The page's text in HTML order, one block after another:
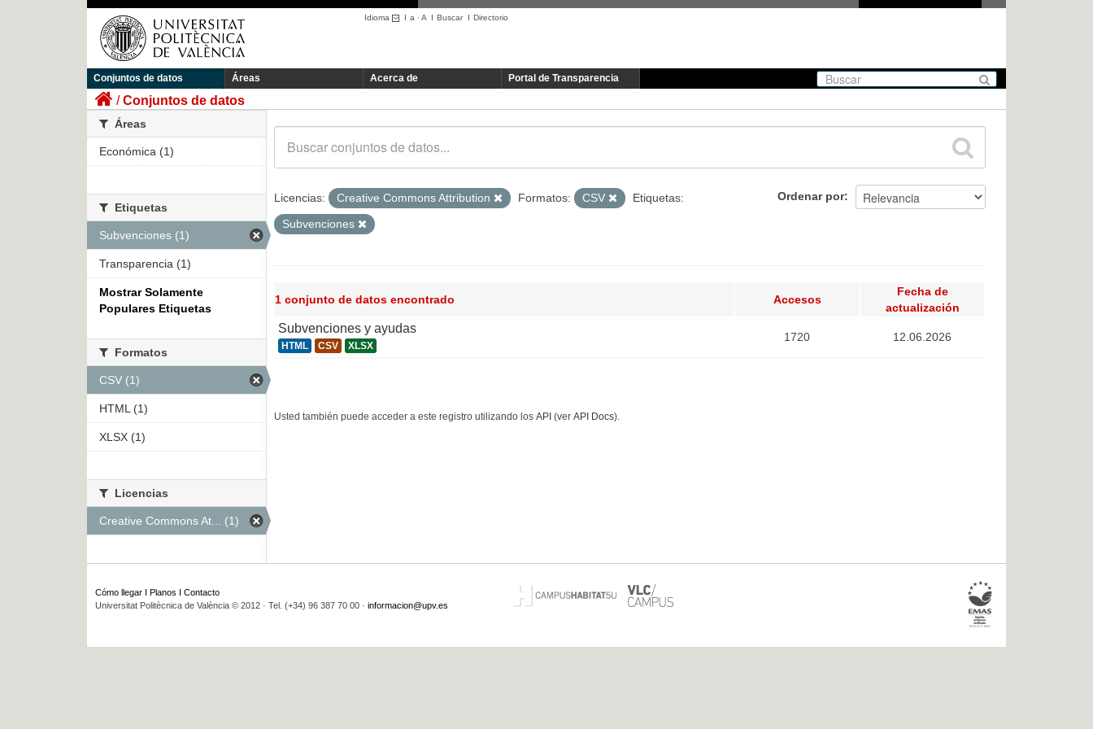
Idioma I a ·A I BuscarI Directorio
Conjuntos de datos Áreas Acerca de Portal de Transparencia
Conjuntos de datos
Ordenar por
Licencias: Creative Commons Attribution Formatos: CSV
Etiquetas:
Subvenciones
1 conjunto de datos encontrado Accesos
Fecha de
actualización
Subvenciones y ayudas
HTML CSV XLSX
1720 12.06.2026
Usted también puede acceder a este registro utilizando los API (ver API Docs).
Áreas
Económica (1)
Etiquetas
Subvenciones (1)
Transparencia (1)
Mostrar Solamente
Populares Etiquetas
Formatos
CSV (1)
HTML (1)
XLSX (1)
Licencias
Creative Commons At... (1)
Cómo llegar Planos
Contacto
Universitat Politècnica de València © 2012 · Tel. (+34) 96 387 70 00 · informacion@upv.es